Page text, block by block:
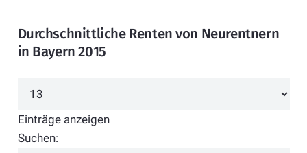
Durchschnittliche Renten von Neurentnern
in Bayern 2015
Einträge anzeigen
Suchen: